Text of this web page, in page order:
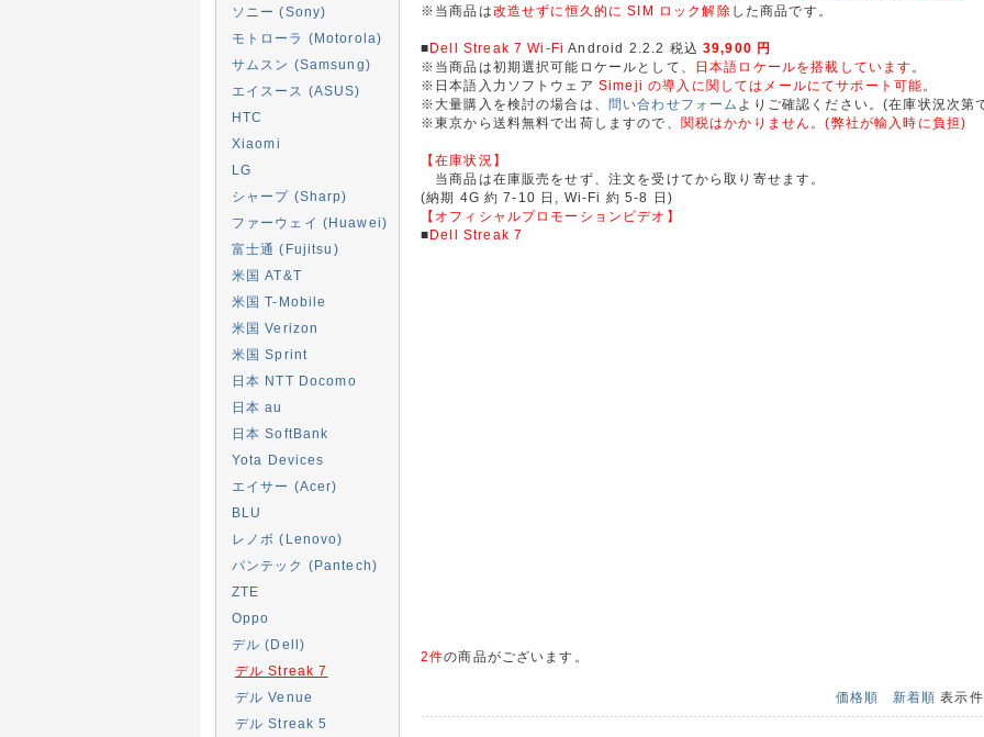
ソニー (Sony)
モトローラ (Motorola)
サムスン (Samsung)
エイスース (ASUS)
HTC
Xiaomi
LG
シャープ (Sharp)
ファーウェイ (Huawei)
富士通 (Fujitsu)
米国 AT&T
米国 T-Mobile
米国 Verizon
米国 Sprint
日本 NTT Docomo
日本 au
日本 SoftBank
Yota Devices
エイサー (Acer)
BLU
レノボ (Lenovo)
パンテック (Pantech)
ZTE
Oppo
デル (Dell)
デル Streak 7
デル Venue
デル Streak 5
※当商品は改造せずに恒久的に SIM ロック解除 した商品です。
■Dell Streak 7 Wi-FiAndroid 2.2.2 税込 39,900 円
※当商品は初期選択可能ロケールとして、
日本語ロケールを搭載しています 。
※日本語入力ソフトウェア Simeji の導入に関してはメールにてサポート可能 。
※大量購入を検討の場合は、 問い合わせフォーム よりご確認ください。(在庫状況次第
※東京から送料無料で出荷しますので、 関税はかかりません。(弊社が輸入時に負担)
【在庫状況】
当商品は在庫販売をせず、注文を受けてから取り寄せます。
(納期 4G 約 7-10 日, Wi-Fi 約 5-8 日)
【オフィシャルプロモーションビデオ】
■Dell Streak 7
2件の商品がございます。
価格順 新着順 表示